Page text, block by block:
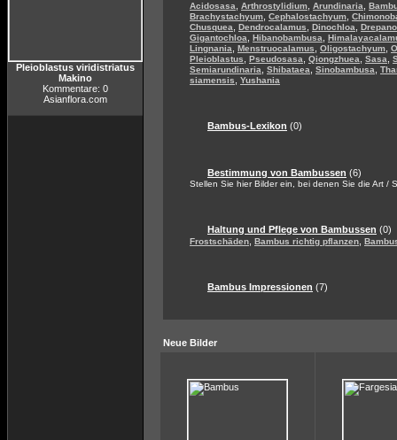
Pleioblastus viridistriatus
Makino
Kommentare: 0
Asianflora.com
Acidosasa Arthrostylidium Arundinaria
Brachystachyum Cephalostachyum
Chusquea
Dendrocalamus Dinochloa
Gigantochloa
Hibanobambusa
Lingnania
Menstruocalamus Oligostachyum
Pleioblastus
Pseudosasa Qiongzhuea Sasa
Semiarundinaria
Shibataea Sinobambusa
siamensis
Yushania
Bambus-Lexikon (0)
Bestimmung von Bambussen (6)
Stellen Sie hier Bilder ein, bei denen Sie die Art /
Haltung und Pflege von Bambussen (0)
Frostschäden Bambus richtig pflanzen
Bambus Impressionen (7)
Neue Bilder